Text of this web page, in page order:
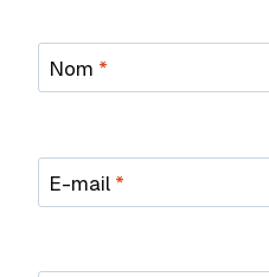
Nom *
E-mail *